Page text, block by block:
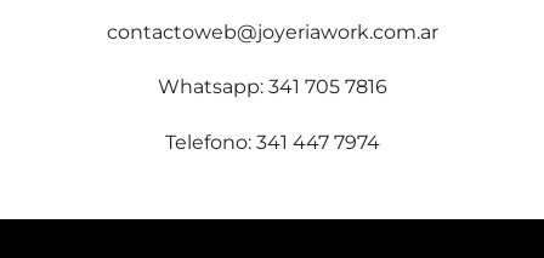
contactoweb@joyeriawork.com.ar
Whatsapp: 341 705 7816
Telefono: 341 447 7974